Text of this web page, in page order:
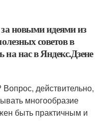
новыми идеями из
советов в
нас в Яндекс.Дзене
действительно,
многообразие
быть практичным и